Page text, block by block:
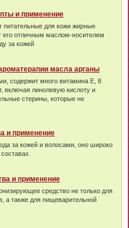
и применение
питательные для кожи жирные
отличным маслом-носителем
за кожей
масла арганы
содержит много витамина Е, 8
включая линолевую кислоту и
стерины, которые не
и применение
за кожей и волосами, оно широко
и применение
средство не только для
а также для пищеварительной